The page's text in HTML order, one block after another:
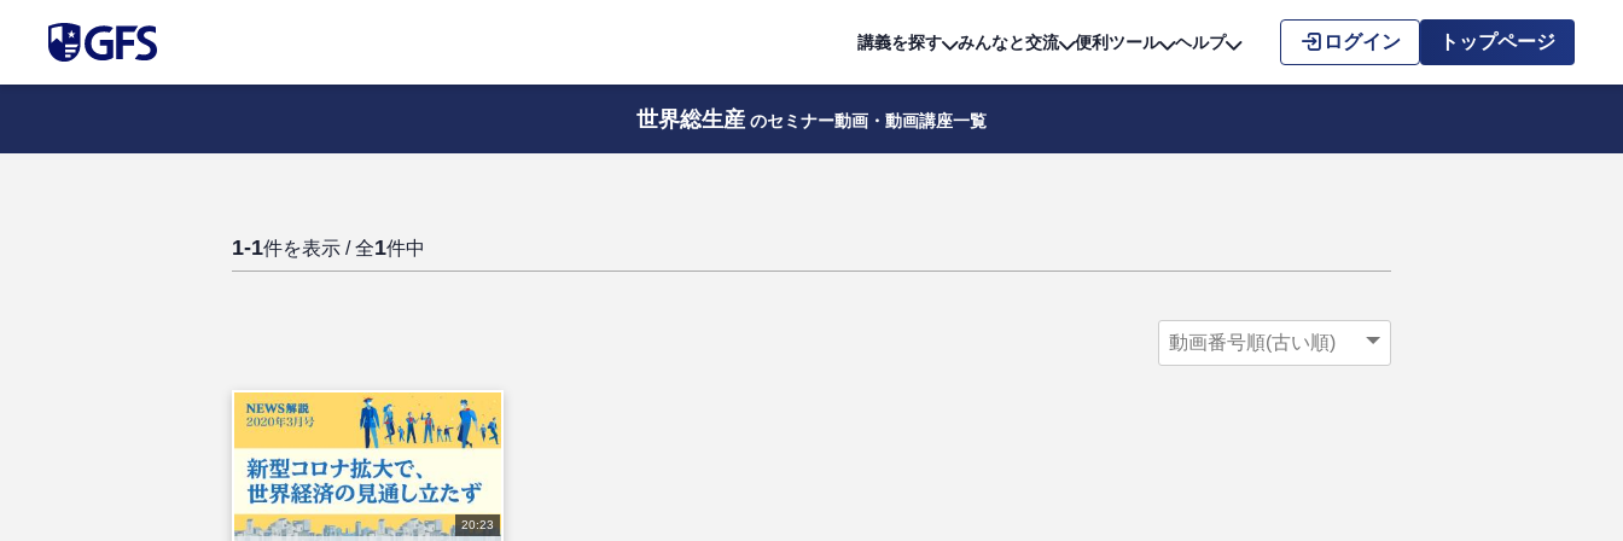
講義を探す みんなと交流 便利ツール ヘルプ ログイン トップページ
世界総生産 のセミナー動画・動画講座一覧
1-1件を表示 / 全1件中
20:23